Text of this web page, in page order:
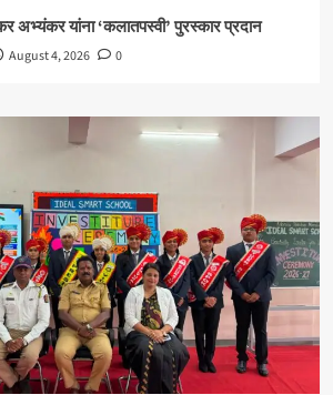
अभ्यंकर यांना ‘कलातपस्वी’ पुरस्कार प्रदान
August 4, 2026 0